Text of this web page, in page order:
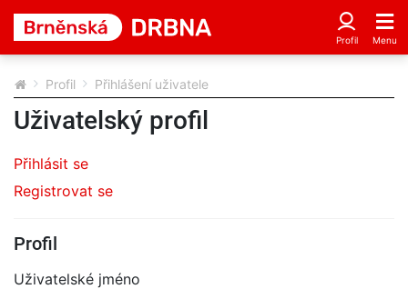
Profil Přihlášení uživatele
Uživatelský profil
Přihlásit se
Registrovat se
Profil
Uživatelské jméno